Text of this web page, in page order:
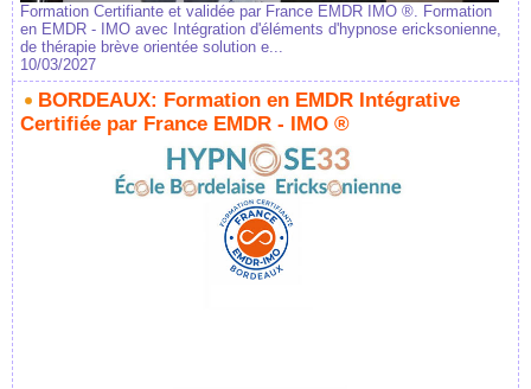
Formation Certifiante et validée par France EMDR IMO ®. Formation
en EMDR - IMO avec Intégration d'éléments d'hypnose ericksonienne,
de thérapie brève orientée solution e...
10/03/2027
BORDEAUX: Formation en EMDR Intégrative
Certifiée par France EMDR - IMO ®